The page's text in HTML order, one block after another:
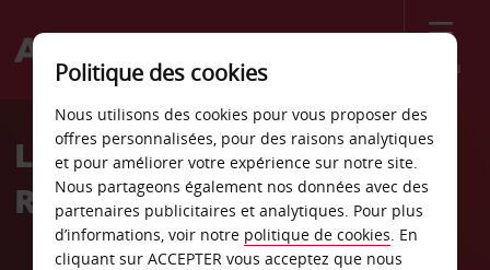
Menu
Welcome
AvisLocation de voiture
Renfrew
Politique des cookies
Nous utilisons des cookies pour vous proposer des
offres personnalisées, pour des raisons analytiques
et pour améliorer votre expérience sur notre site.
Nous partageons également nos données avec des
partenaires publicitaires et analytiques. Pour plus
d’informations, voir notre politique de cookies. En
cliquant sur ACCEPTER vous acceptez que nous